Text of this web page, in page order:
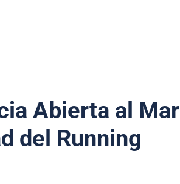
Abierta al Mar
del Running